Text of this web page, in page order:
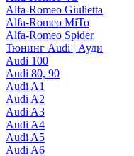
Alfa-Romeo Giulietta
Alfa-Romeo MiTo
Alfa-Romeo Spider
Тюнинг Audi | Ауди
Audi 100
Audi 80, 90
Audi A1
Audi A2
Audi A3
Audi A4
Audi A5
Audi A6